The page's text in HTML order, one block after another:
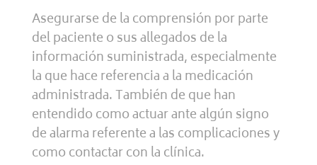
Asegurarse de la comprensión por parte
del paciente o sus allegados de la
información suministrada, especialmente
la que hace referencia a la medicación
administrada. También de que han
entendido como actuar ante algún signo
de alarma referente a las complicaciones y
como contactar con la clínica.